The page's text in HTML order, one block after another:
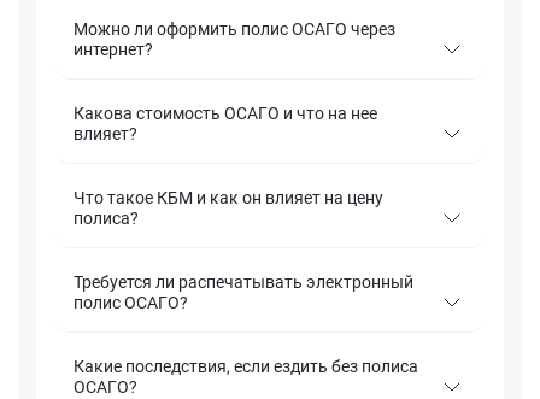
Можно ли оформить полис ОСАГО через
интернет?
Какова стоимость ОСАГО и что на нее
влияет?
Что такое КБМ и как он влияет на цену
полиса?
Требуется ли распечатывать электронный
полис ОСАГО?
Какие последствия, если ездить без полиса
ОСАГО?